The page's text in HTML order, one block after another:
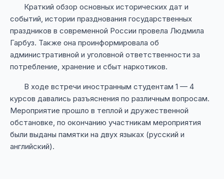
Краткий обзор основных исторических дат и
событий, истории празднования государственных
праздников в современной России провела Людмила
Гарбуз. Также она проинформировала об
административной и уголовной ответственности за
потребление, хранение и сбыт наркотиков.
В ходе встречи иностранным студентам 1 — 4
курсов давались разъяснения по различным вопросам.
Мероприятие прошло в теплой и дружественной
обстановке, по окончанию участникам мероприятия
были выданы памятки на двух языках (русский и
английский).